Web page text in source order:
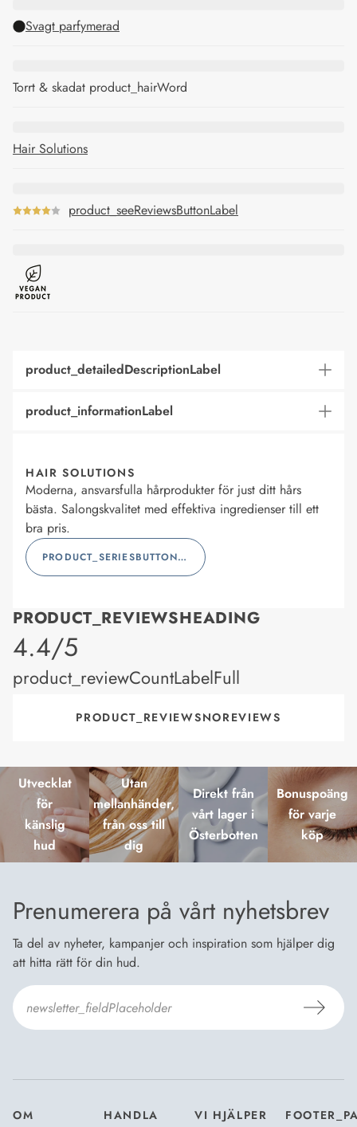
Svagt parfymerad
Torrt & skadat product_hairWord
Hair Solutions
product_seeReviewsButtonLabel
product_detailedDescriptionLabel
product_informationLabel
HAIR SOLUTIONS
Moderna, ansvarsfulla hårprodukter för just ditt hårs
bästa. Salongskvalitet med effektiva ingredienser till ett
bra pris.
PRODUCT_SERIESBUTTONLABEL
PRODUCT_REVIEWSHEADING
product_rating
4.4/5
product_reviewCountLabelFull
PRODUCT_REVIEWSNOREVIEWS
Utvecklat
för
känslig
hud
Utan
mellanhänder,
från oss till
dig
Direkt från
vårt lager i
Österbotten
Bonuspoäng
för varje
köp
Prenumerera på vårt nyhetsbrev
Ta del av nyheter, kampanjer och inspiration som hjälper dig
att hitta rätt för din hud.
OM
HANDLA
VI HJÄLPER